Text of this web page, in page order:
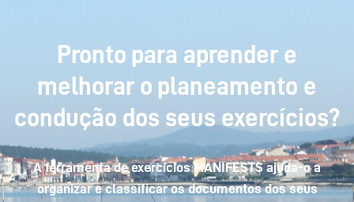
Pronto para aprender e
melhorar o planeamento e
condução dos seus exercícios?
A ferramenta de exercícios MANIFESTS ajuda-o a
organizar e classificar os documentos dos seus